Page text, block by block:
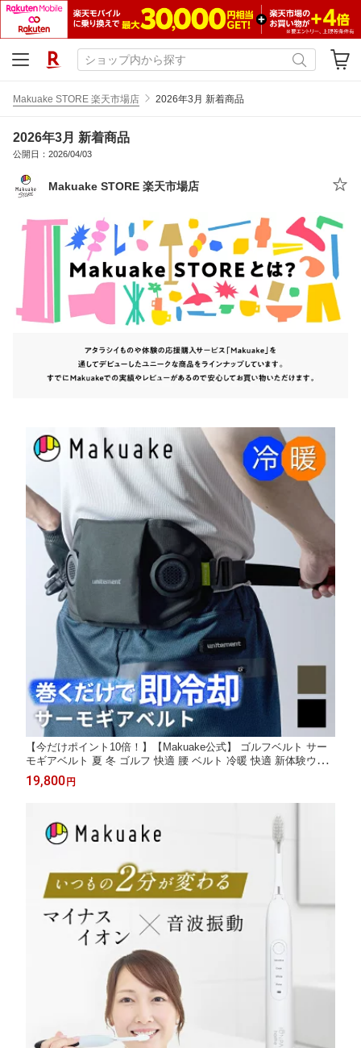
Makuake STORE 楽天市場店 2026年3月 新着商品
2026年3月 新着商品
公開日：2026/04/03
Makuake STORE 楽天市場店
【今だけポイント10倍！】【Makuake公式】 ゴルフベルト サー
モギアベルト 夏 冬 ゴルフ 快適 腰 ベルト 冷暖 快適 新体験ウェ
アラブル ゴルフウェア 巻くだけ 丸洗いOK 静音 釣り キャンプ
ギフト プレゼント ギフト Makuake マクアケ
19,800 円